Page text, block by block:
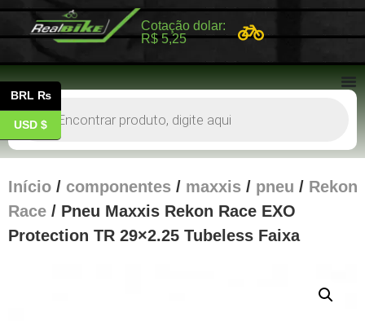
Cotação dolar:
R$ 5,25
Início / componentes / maxxis / pneu / Rekon
Race / Pneu Maxxis Rekon Race EXO
Protection TR 29×2.25 Tubeless Faixa
BRL ₨
USD $